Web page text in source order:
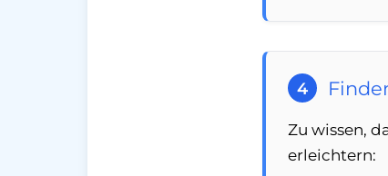
4
Zu wissen,
erleichtern: